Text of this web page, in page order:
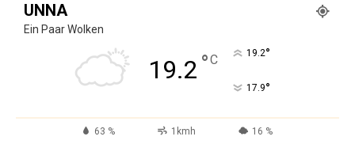
UNNA
Ein Paar Wolken
19.2 °C 19.2°
17.9°
63 % 1kmh 16 %